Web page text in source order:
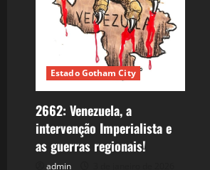
Estado Gotham City
2662: Venezuela, a
intervenção Imperialista e
as guerras regionais!
admin